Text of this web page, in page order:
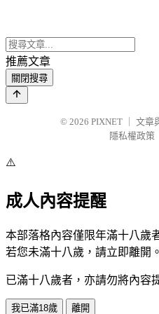
推薦文章
關閉搜尋
© 2026 PIXNET
文章
隱私權政策
⚠️
成人內容提醒
本部落格內容僅限年滿十八歲
若您未滿十八歲，請立即離開。
已滿十八歲者，亦請勿將內容
我已滿18歲 離開